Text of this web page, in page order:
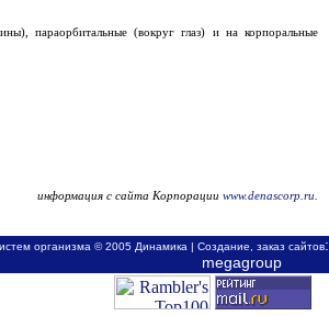
параорбитальные (вокруг глаз) и на корпоральные
информация с сайта Корпорации www.denascorp.ru.
организма © 2005 Динамика | Создание, заказ сайтов:
megagroup